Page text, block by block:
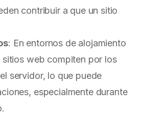
contribuir a que un sitio
: En entornos de alojamiento
web compiten por los
servidor, lo que puede
especialmente durante